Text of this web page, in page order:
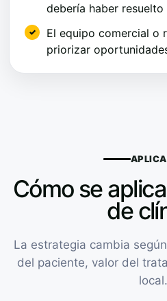
debería haber resuelto
El equipo comercial o
priorizar
Cómo se
de
La estrategia cambia
del paciente, valor del
local.